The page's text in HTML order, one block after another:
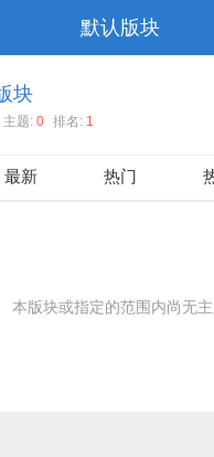
默认版块
块
主题: 0 排名: 1
最新 热门
本版块或指定的范围内尚无